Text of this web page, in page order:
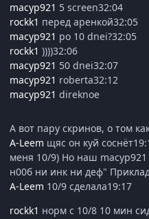
macyp921 5 screen32:04
rockk1 перед аренкой32:05
macyp921 po 10 dnei?32:05
rockk1 ))))32:06
macyp921 50 dnei32:07
macyp921 roberta32:12
macyp921 direknoe
А вот пару скринов, о том
A-Leem щяс он куй
меня 10/9) Но наш macyp921
н00б ни инк ни деф"
A-Leem 10/9 сделала19:17
rockk1 норм с 10/8 10 мин